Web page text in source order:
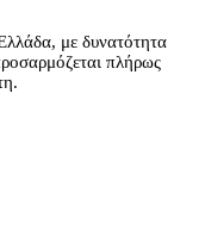
με δυνατότητα
πλήρως